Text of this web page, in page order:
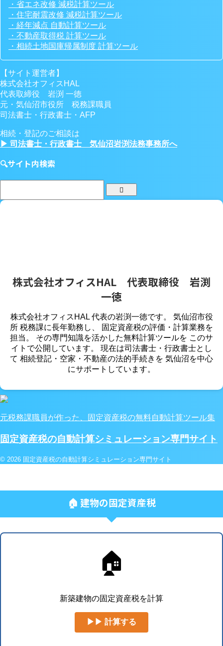
・省エネ改修 減税計算ツール
・住宅耐震改修 減税計算ツール
・経年減点 自動計算ツール
・不動産取得税 計算ツール
・相続土地国庫帰属制度 計算ツール
【サイト運営者】
株式会社オフィスHAL
代表取締役 岩渕 一徳
元・気仙沼市役所 税務課職員
司法書士・行政書士・AFP
相続・登記のご相談は
▶ 司法書士・行政書士 気仙沼岩渕法務事務所へ
🔍サイト内検索
株式会社オフィスHAL 代表取締役 岩渕
一徳
株式会社オフィスHAL 代表の岩渕一徳です。 気仙沼市役
所 税務課に長年勤務し、 固定資産税の評価・計算業務を
担当。 その専門知識を活かした無料計算ツールを このサ
イトで公開しています。 現在は司法書士・行政書士とし
て 相続登記・空家・不動産の法的手続きを 気仙沼を中心
にサポートしています。
元税務課職員が作った、固定資産税の無料自動計算ツール集
固定資産税の自動計算シミュレーション専門サイト
© 2026 固定資産税の自動計算シミュレーション専門サイト
🏠 建物の固定資産税
🏠
新築建物の固定資産税を計算
▶▶ 計算する